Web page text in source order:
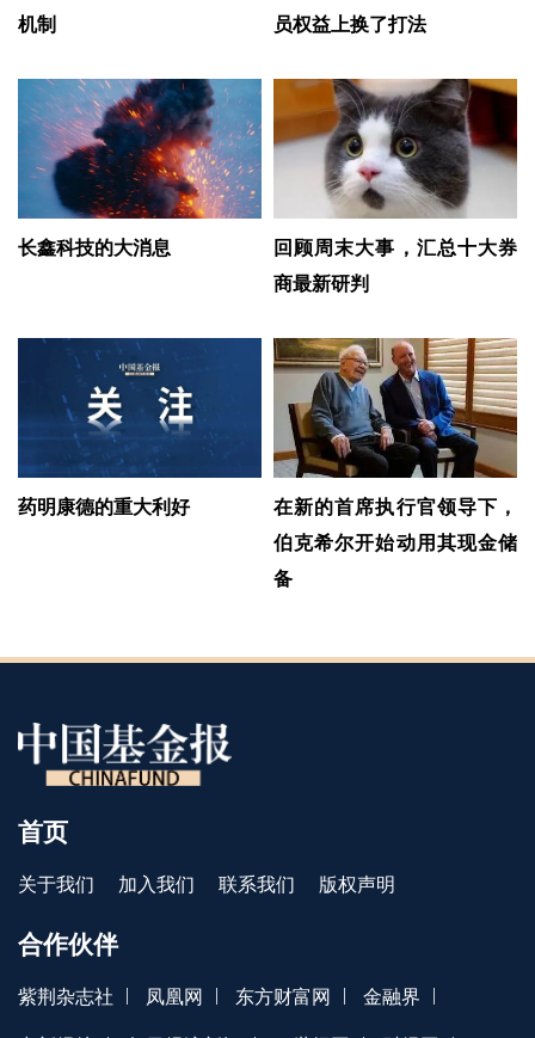
机制
员权益上换了打法
长鑫科技的大消息
回顾周末大事，汇总十大券
商最新研判
药明康德的重大利好
在新的首席执行官领导下，
伯克希尔开始动用其现金储
备
首页
关于我们 加入我们 联系我们 版权声明
合作伙伴
紫荆杂志社 | 凤凰网 | 东方财富网 | 金融界 |